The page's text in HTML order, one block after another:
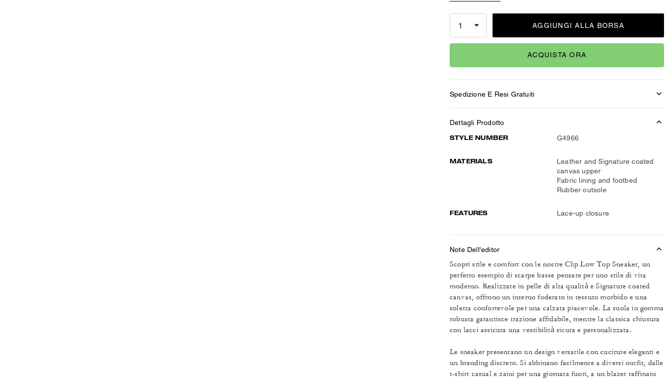
AGGIUNGI ALLA BORSA
ACQUISTA ORA
Spedizione E Resi Gratuiti
Dettagli Prodotto
STYLE NUMBER
G4966
MATERIALS
Leather and Signature coated
canvas upper
Fabric lining and footbed
Rubber outsole
FEATURES Lace-up closure
Note Dell'editor
Scopri stile e comfort con le nostre Clip Low Top Sneaker, un
perfetto esempio di scarpe basse pensate per uno stile di vita
moderno. Realizzate in pelle di alta qualità e Signature coated
canvas, offrono un interno foderato in tessuto morbido e una
soletta confortevole per una calzata piacevole. La suola in gomma
robusta garantisce trazione affidabile, mentre la classica chiusura
con lacci assicura una vestibilità sicura e personalizzata.
Le sneaker presentano un design versatile con cuciture eleganti e
un branding discreto. Si abbinano facilmente a diversi outfit, dalle
t-shirt casual e zaini per una giornata fuori, a un blazer raffinato